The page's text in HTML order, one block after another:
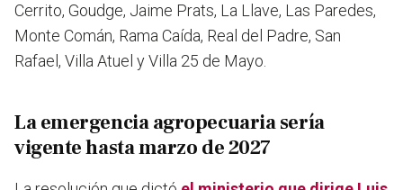
Cerrito, Goudge, Jaime Prats, La Llave, Las Paredes,
Monte Comán, Rama Caída, Real del Padre, San
Rafael, Villa Atuel y Villa 25 de Mayo.
La emergencia agropecuaria sería
vigente hasta marzo de 2027